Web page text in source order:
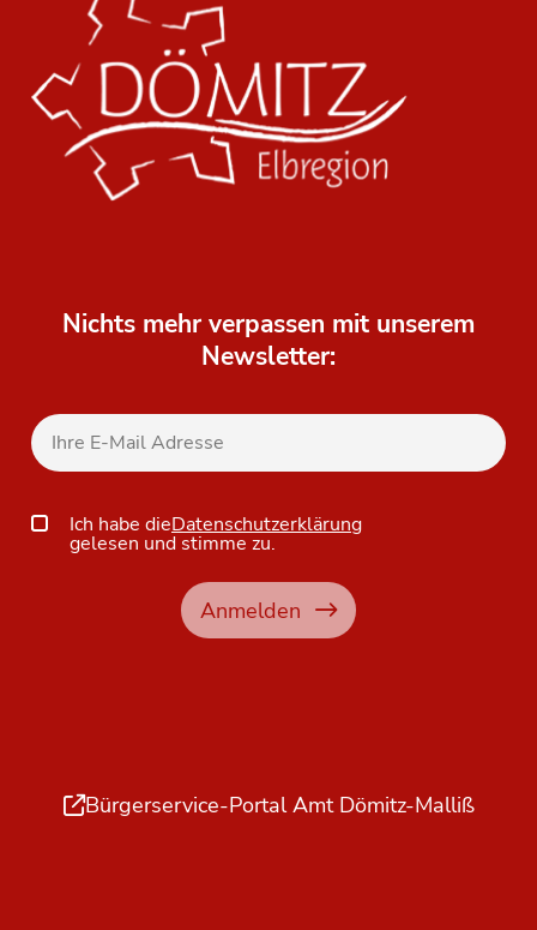
Nichts mehr verpassen mit unserem
Newsletter:
Anmelden
Ich habe dieDatenschutzerklärung
gelesen und stimme zu.
Bürgerservice-Portal Amt Dömitz-Malliß